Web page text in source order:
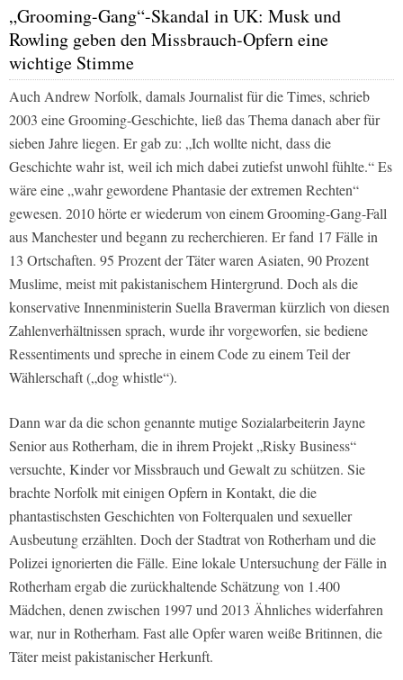
„Grooming-Gang“-Skandal in UK: Musk und
Rowling geben den Missbrauch-Opfern eine
wichtige Stimme
Auch Andrew Norfolk, damals Journalist für dieTimes, schrieb
2003 eine Grooming-Geschichte, ließ das Thema danach aber für
sieben Jahre liegen. Er gab zu: „Ich wollte nicht, dass die
Geschichte wahr ist, weil ich mich dabei zutiefst unwohl fühlte.“ Es
wäre eine „wahr gewordene Phantasie der extremen Rechten“
gewesen. 2010 hörte er wiederum von einem Grooming-Gang-Fall
aus Manchester und begann zu recherchieren. Er fand 17 Fälle in
13 Ortschaften. 95 Prozent der Täter waren Asiaten, 90 Prozent
Muslime, meist mit pakistanischem Hintergrund. Doch als die
konservative Innenministerin Suella Braverman kürzlich von diesen
Zahlenverhältnissen sprach, wurde ihr vorgeworfen, sie bediene
Ressentiments und spreche in einem Code zu einem Teil der
Wählerschaft („dog whistle“).
Dann war da die schon genannte mutige Sozialarbeiterin Jayne
Senior aus Rotherham, die in ihrem Projekt „Risky Business“
versuchte, Kinder vor Missbrauch und Gewalt zu schützen. Sie
brachte Norfolk mit einigen Opfern in Kontakt, die die
phantastischsten Geschichten von Folterqualen und sexueller
Ausbeutung erzählten. Doch der Stadtrat von Rotherham und die
Polizei ignorierten die Fälle. Eine lokale Untersuchung der Fälle in
Rotherham ergab die zurückhaltende Schätzung von 1.400
Mädchen, denen zwischen 1997 und 2013 Ähnliches widerfahren
war, nur in Rotherham. Fast alle Opfer waren weiße Britinnen, die
Täter meist pakistanischer Herkunft.